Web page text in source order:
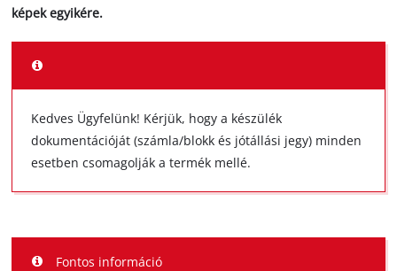
képek egyikére.
Kedves Ügyfelünk! Kérjük, hogy a készülék
dokumentációját (számla/blokk és jótállási jegy) minden
esetben csomagolják a termék mellé.
Fontos információ